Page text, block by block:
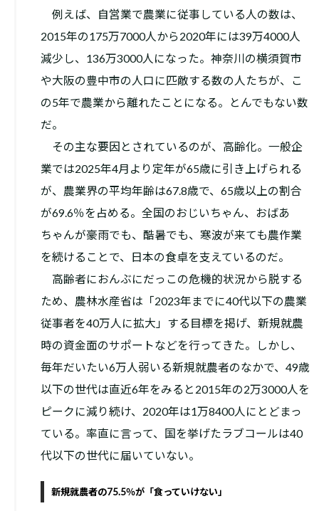
例えば、自営業で農業に従事している人の数は、
2015年の175万7000人から2020年には39万4000人
減少し、136万3000人になった。神奈川の横須賀市
や大阪の豊中市の人口に匹敵する数の人たちが、こ
の5年で農業から離れたことになる。とんでもない数
だ。
その主な要因とされているのが、高齢化。一般企
業では2025年4月より定年が65歳に引き上げられる
が、農業界の平均年齢は67.8歳で、65歳以上の割合
が69.6％を占める。全国のおじいちゃん、おばあ
ちゃんが豪雨でも、酷暑でも、寒波が来ても農作業
を続けることで、日本の食卓を支えているのだ。
高齢者におんぶにだっこの危機的状況から脱する
ため、農林水産省は「2023年までに40代以下の農業
従事者を40万人に拡大」する目標を掲げ、新規就農
時の資金面のサポートなどを行ってきた。しかし、
毎年だいたい6万人弱いる新規就農者のなかで、49歳
以下の世代は直近6年をみると2015年の2万3000人を
ピークに減り続け、2020年は1万8400人にとどまっ
ている。率直に言って、国を挙げたラブコールは40
代以下の世代に届いていない。
新規就農者の75.5％が「食っていけない」